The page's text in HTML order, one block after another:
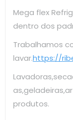
Mega flex
dentro dos
Trabalhamos
lavar.https://
produtos.